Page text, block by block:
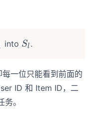
into S_l
Sl .
一位只能看到前面的
ID 和 Item ID，二
。